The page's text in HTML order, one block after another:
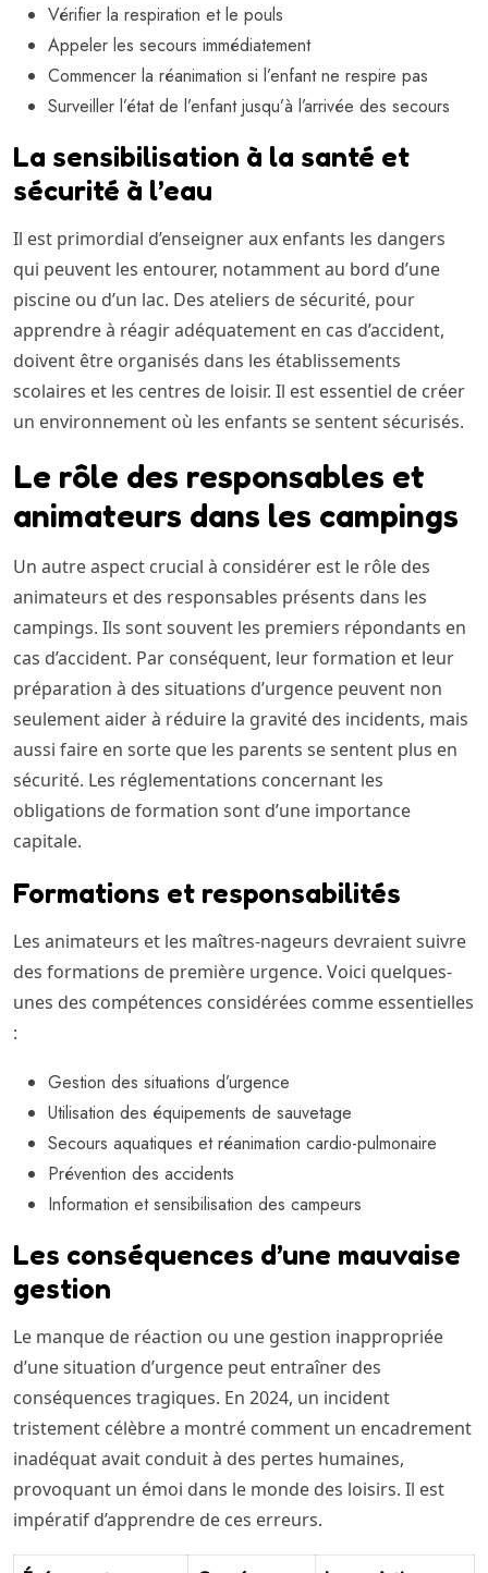
Vérifier la respiration et le pouls
Appeler les secours immédiatement
Commencer la réanimation si l’enfant ne respire pas
Surveiller l’état de l’enfant jusqu’à l’arrivée des secours
La sensibilisation à la santé et
sécurité à l’eau
Il est primordial d’enseigner aux enfants les dangers
qui peuvent les entourer, notamment au bord d’une
piscine ou d’un lac. Des ateliers de sécurité, pour
apprendre à réagir adéquatement en cas d’accident,
doivent être organisés dans les établissements
scolaires et les centres de loisir. Il est essentiel de créer
un environnement où les enfants se sentent sécurisés.
Le rôle des responsables et
animateurs dans les campings
Un autre aspect crucial à considérer est le rôle des
animateurs et des responsables présents dans les
campings. Ils sont souvent les premiers répondants en
cas d’accident. Par conséquent, leur formation et leur
préparation à des situations d’urgence peuvent non
seulement aider à réduire la gravité des incidents, mais
aussi faire en sorte que les parents se sentent plus en
sécurité. Les réglementations concernant les
obligations de formation sont d’une importance
capitale.
Formations et responsabilités
Les animateurs et les maîtres-nageurs devraient suivre
des formations de première urgence. Voici quelques-
unes des compétences considérées comme essentielles
:
Gestion des situations d’urgence
Utilisation des équipements de sauvetage
Secours aquatiques et réanimation cardio-pulmonaire
Prévention des accidents
Information et sensibilisation des campeurs
Les conséquences d’une mauvaise
gestion
Le manque de réaction ou une gestion inappropriée
d’une situation d’urgence peut entraîner des
conséquences tragiques. En 2024, un incident
tristement célèbre a montré comment un encadrement
inadéquat avait conduit à des pertes humaines,
provoquant un émoi dans le monde des loisirs. Il est
impératif d’apprendre de ces erreurs.